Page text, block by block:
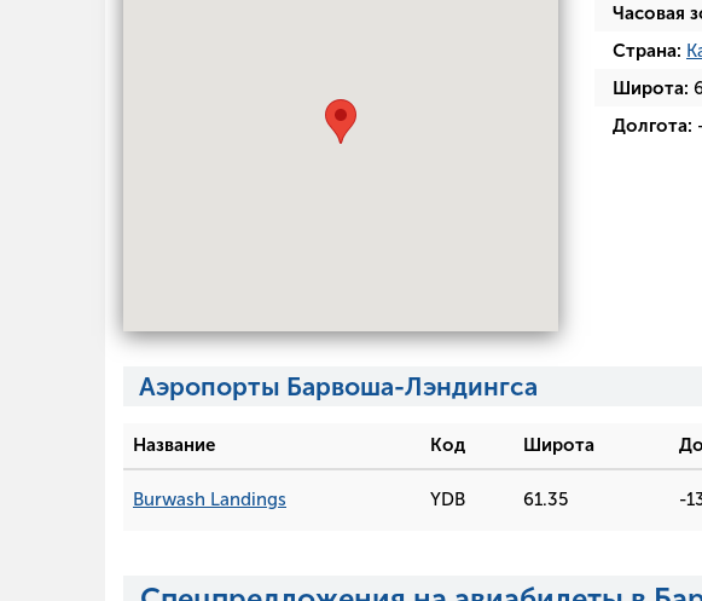
Часовая
Страна:
Широта:
Долгота:
Аэропорты Барвоша-Лэндингса
Название Код Широта
Burwash Landings YDB 61.35 -